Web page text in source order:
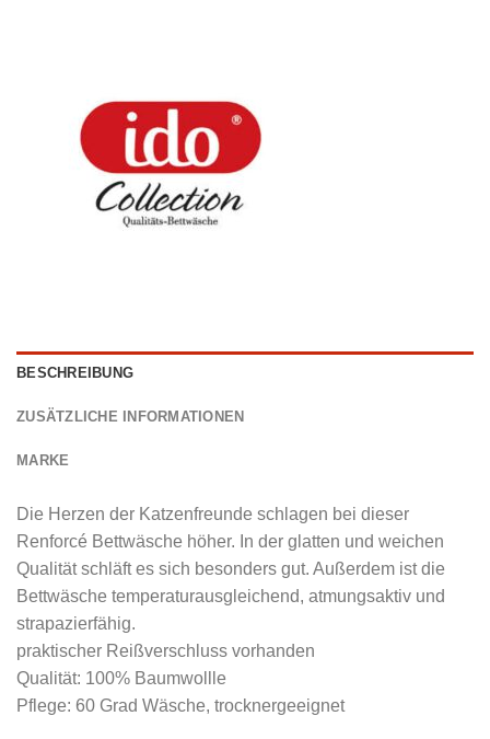
BESCHREIBUNG
ZUSÄTZLICHE INFORMATIONEN
MARKE
Die Herzen der Katzenfreunde schlagen bei dieser
Renforcé Bettwäsche höher. In der glatten und weichen
Qualität schläft es sich besonders gut. Außerdem ist die
Bettwäsche temperaturausgleichend, atmungsaktiv und
strapazierfähig.
praktischer Reißverschluss vorhanden
Qualität: 100% Baumwollle
Pflege: 60 Grad Wäsche, trocknergeeignet